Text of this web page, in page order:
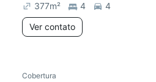
377m² 4
4
Ver contato
Cobertura